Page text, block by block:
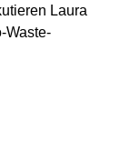
Laura
Waste-